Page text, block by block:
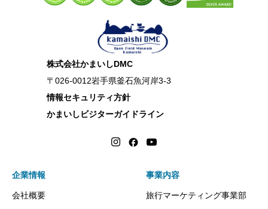
株式会社かまいしDMC
〒026-0012岩手県釜石魚河岸3-3
情報セキュリティ方針
かまいしビジターガイドライン
企業情報
会社概要
事業内容
旅行マーケティング事業部